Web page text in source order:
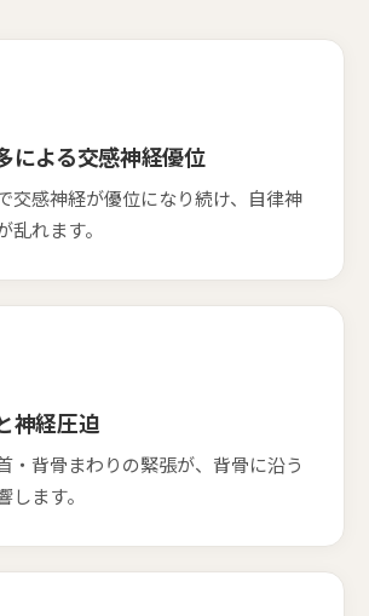
による交感神経優位
交感神経が優位になり続け、自律神
乱れます。
神経圧迫
・背骨まわりの緊張が、背骨に沿う
します。